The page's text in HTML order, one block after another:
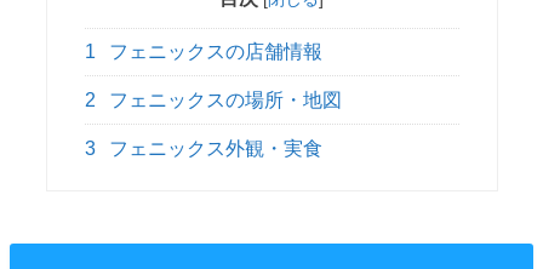
1 フェニックスの店舗情報
2 フェニックスの場所・地図
3 フェニックス外観・実食